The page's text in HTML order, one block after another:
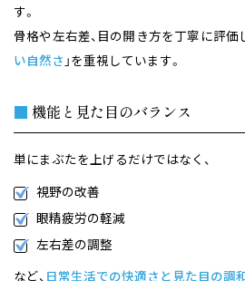
す。
骨格や左右差、目の開き方を丁寧に評価し
い自然さ 」を重視しています。
■ 機能と見た目のバランス
単にまぶたを上げるだけではなく、
視野の改善
眼精疲労の軽減
左右差の調整
など、 日常生活での快適さと見た目の調